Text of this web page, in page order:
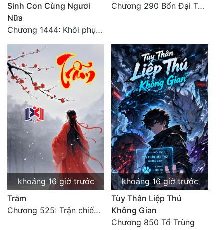
Sinh Con Cùng Ngươi
Nữa
Chương 1444: Khôi phục quỹ đạo
Chương 290 Bốn Đại Tông Môn Đơn Thuộc Tính Vô Cùng Thê Lương
khoảng 16 giờ trước
Trẫm
Chương 525: Trận chiến tấn công phòng thủ Macao (2)
khoảng 16 giờ trước
Tùy Thân Liệp Thú
Không Gian
Chương 850 Tổ Trùng